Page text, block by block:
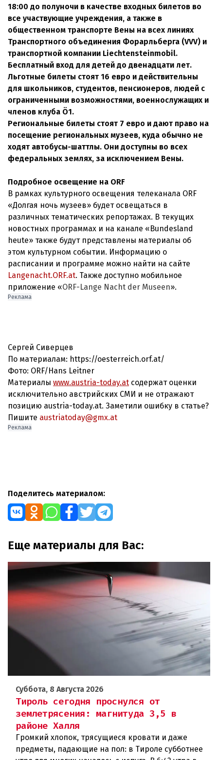
18:00 до полуночи в качестве входных билетов во
все участвующие учреждения, а также в
общественном транспорте Вены на всех линиях
Транспортного объединения Форарльберга (VVV) и
транспортной компании Liechtensteinmobil.
Бесплатный вход для детей до двенадцати лет.
Льготные билеты стоят 16 евро и действительны
для школьников, студентов, пенсионеров, людей с
ограниченными возможностями, военнослужащих и
членов клуба Ö1.
Региональные билеты стоят 7 евро и дают право на
посещение региональных музеев, куда обычно не
ходят автобусы-шаттлы. Они доступны во всех
федеральных землях, за исключением Вены.
Подробное освещение на ORF
В рамках культурного освещения телеканала ORF
«Долгая ночь музеев» будет освещаться в
различных тематических репортажах. В текущих
новостных программах и на канале «Bundesland
heute» также будут представлены материалы об
этом культурном событии. Информацию о
расписании и программе можно найти на сайте
Langenacht.ORF.at. Также доступно мобильное
приложение «ORF-Lange Nacht der Museen».
Реклама
Сергей Сиверцев
По материалам: https://oesterreich.orf.at/
Фото: ORF/Hans Leitner
Материалы www.austria-today.at содержат оценки
исключительно австрийских СМИ и не отражают
позицию austria-today.at. Заметили ошибку в статье?
Пишите austriatoday@gmx.at
Реклама
Поделитесь материалом:
Еще материалы для Вас:
Суббота, 8 Августа 2026
Тироль сегодня проснулся от
землетрясения: магнитуда 3,5 в
районе Халля
Громкий хлопок, трясущиеся кровати и даже
предметы, падающие на пол: в Тироле субботнее